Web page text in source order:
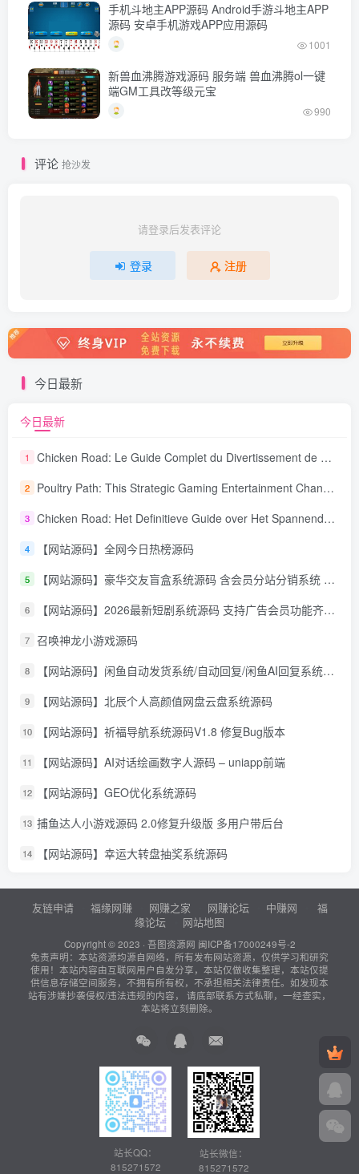
手机斗地主APP源码 Android手游斗地主APP
源码 安卓手机游戏APP应用源码
1001
新兽血沸腾游戏源码 服务端 兽血沸腾ol一键
端GM工具改等级元宝
990
评论 抢沙发
请登录后发表评论
登录 注册
今日最新
今日最新
1 Chicken Road: Le Guide Complet du Divertissement de Maison de Jeu Stratégique
2 Poultry Path: This Strategic Gaming Entertainment Changing Sequence Forecasting
3 Chicken Road: Het Definitieve Guide over Het Spannende Gokspel
4 【网站源码】全网今日热榜源码
5 【网站源码】豪华交友盲盒系统源码 含会员分站分销系统 可易支付
6 【网站源码】2026最新短剧系统源码 支持广告会员功能齐全短剧源码
7 召唤神龙小游戏源码
8 【网站源码】闲鱼自动发货系统/自动回复/闲鱼AI回复系统源码
9 【网站源码】北辰个人高颜值网盘云盘系统源码
10 【网站源码】祈福导航系统源码V1.8 修复Bug版本
11 【网站源码】AI对话绘画数字人源码 – uniapp前端
12 【网站源码】GEO优化系统源码
13 捕鱼达人小游戏源码 2.0修复升级版 多用户带后台
14 【网站源码】幸运大转盘抽奖系统源码
友链申请 福缘网赚 网赚之家 网赚论坛 中赚网
福
缘论坛
网站地图
Copyright © 2023 · 吾图资源网 闽ICP备17000249号-2
免责声明：本站资源均源自网络，所有发布网站资源，仅供学习和研究
使用！本站内容由互联网用户自发分享，本站仅做收集整理，本站仅提
供信息存储空间服务，不拥有所有权，不承担相关法律责任。如发现本
站有涉嫌抄袭侵权/违法违规的内容， 请底部联系方式私聊，一经查实，
本站将立刻删除。
站长QQ：
815271572
站长微信：
815271572